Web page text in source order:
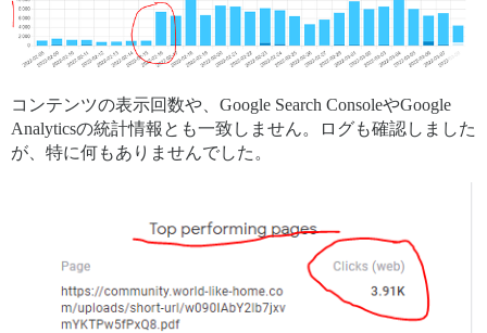
コンテンツの表示回数や、Google Search ConsoleやGoogle
Analyticsの統計情報とも一致しません。ログも確認しました
が、特に何もありませんでした。